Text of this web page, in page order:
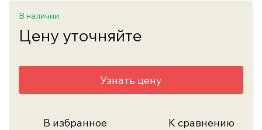
В наличии
Цену уточняйте
Узнать цену
В избранное К сравнению